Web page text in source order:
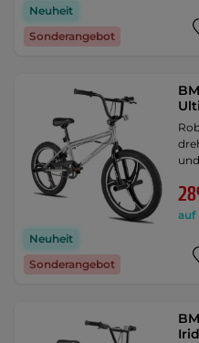
Neuheit
Sonderangebot
Neuheit
Sonderangebot
auf